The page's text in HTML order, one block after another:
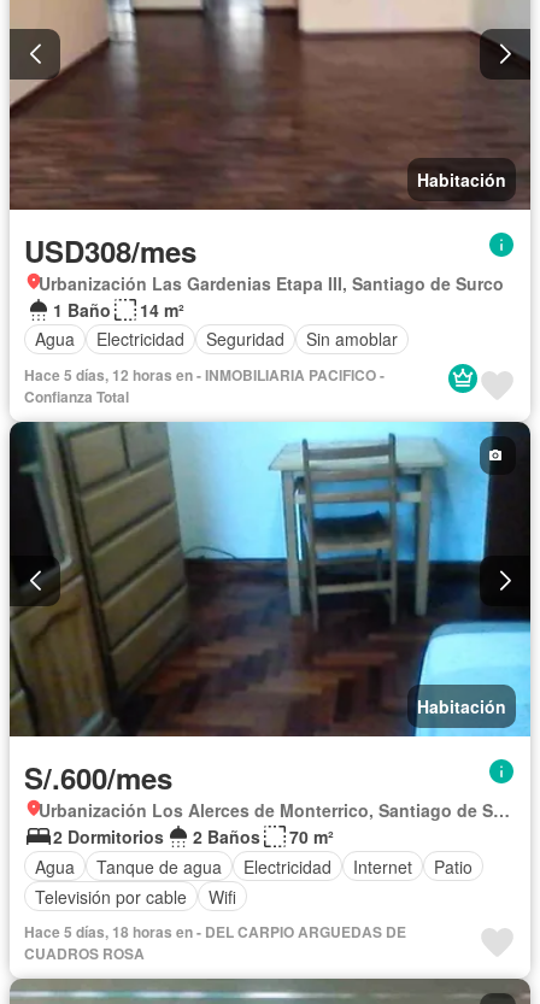
Habitación
USD308/mes
Urbanización Las Gardenias Etapa III, Santiago de Surco
1 Baño
14 m²
Agua
Electricidad Seguridad Sin amoblar
Hace 5 días, 12 horas en - INMOBILIARIA PACIFICO -
Confianza Total
Habitación
S/.600/mes
Urbanización Los Alerces de Monterrico, Santiago de Surco
2 Dormitorios
2 Baños
70 m²
Agua
Tanque de agua Electricidad Internet
Patio
Televisión por cable
Wifi
Hace 5 días, 18 horas en - DEL CARPIO ARGUEDAS DE
CUADROS ROSA